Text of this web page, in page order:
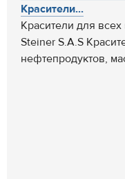
Красители...
Красители для
Steiner S.A.S
нефтепродуктов,